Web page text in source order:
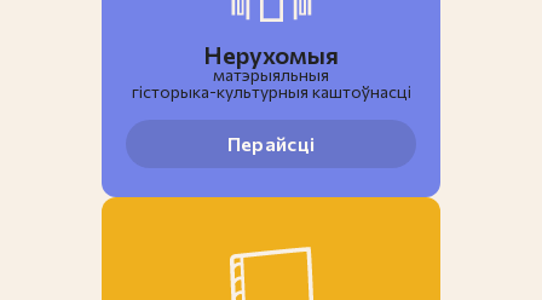
Нерухомыя
матэрыяльныя
гiсторыка-культурныя каштоўнасці
Перайсці